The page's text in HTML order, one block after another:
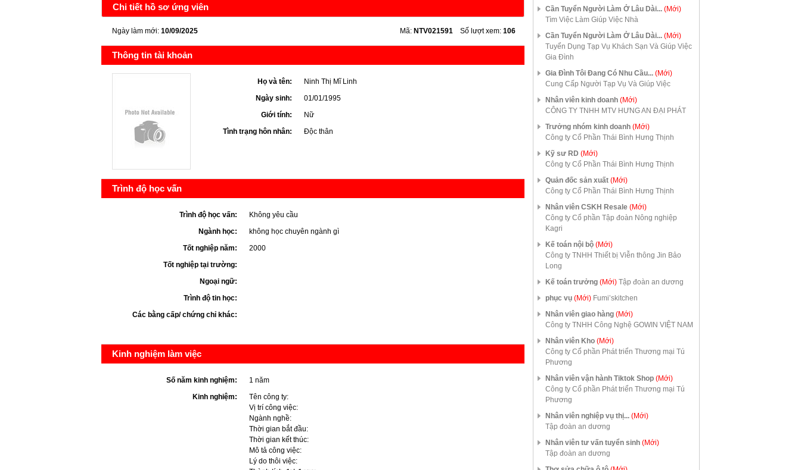
Chi tiết hồ sơ ứng viên
Ngày làm mới: 10/09/2025 Mã: NTV021591 Số lượt xem: 106
Thông tin tài khoản
Họ và tên:
Ninh Thị Mĩ Linh
Ngày sinh:
01/01/1995
Giới tính:
Nữ
Tình trạng hôn nhân:
Độc thân
Trình độ học vấn
Trình độ học vấn:
Không yêu cầu
Ngành học:
không học chuyên ngành gì
Tốt nghiệp năm:
2000
Tốt nghiệp tại trường:
Ngoại ngữ:
Trình độ tin học:
Các bằng cấp/ chứng chỉ khác:
Kinh nghiệm làm việc
Số năm kinh nghiệm:
1 năm
Kinh nghiệm:
Tên công ty:
Vị trí công việc:
Ngành nghề:
Thời gian bắt đầu:
Thời gian kết thúc:
Mô tả công việc:
Lý do thôi việc:
Cần Tuyển Người Làm Ở Lâu Dài... (Mới)
Tìm Việc Làm Giúp Việc Nhà
Cần Tuyển Người Làm Ở Lâu Dài... (Mới)
Tuyển Dụng Tạp Vụ Khách Sạn Và Giúp Việc
Gia Đình
Gia Đình Tôi Đang Có Nhu Cầu... (Mới)
Cung Cấp Người Tạp Vụ Và Giúp Việc
Nhân viên kinh doanh (Mới)
CÔNG TY TNHH MTV HƯNG AN ĐẠI PHÁT
Trưởng nhóm kinh doanh (Mới)
Công ty Cổ Phần Thái Bình Hưng Thịnh
Kỹ sư RD (Mới)
Công ty Cổ Phần Thái Bình Hưng Thịnh
Quản đốc sản xuất (Mới)
Công ty Cổ Phần Thái Bình Hưng Thịnh
Nhân viên CSKH Resale (Mới)
Công ty Cổ phần Tập đoàn Nông nghiệp
Kagri
Kế toán nội bộ (Mới)
Công ty TNHH Thiết bị Viễn thông Jin Bảo
Long
Kế toán trưởng (Mới) Tập đoàn an dương
phục vụ (Mới) Fumi’skitchen
Nhân viên giao hàng (Mới)
Công ty TNHH Công Nghệ GOWIN VIỆT NAM
Nhân viên Kho (Mới)
Công ty Cổ phần Phát triển Thương mại Tú
Phương
Nhân viên vận hành Tiktok Shop (Mới)
Công ty Cổ phần Phát triển Thương mại Tú
Phương
Nhân viên nghiệp vụ thị... (Mới)
Tập đoàn an dương
Nhân viên tư vấn tuyển sinh (Mới)
Tập đoàn an dương